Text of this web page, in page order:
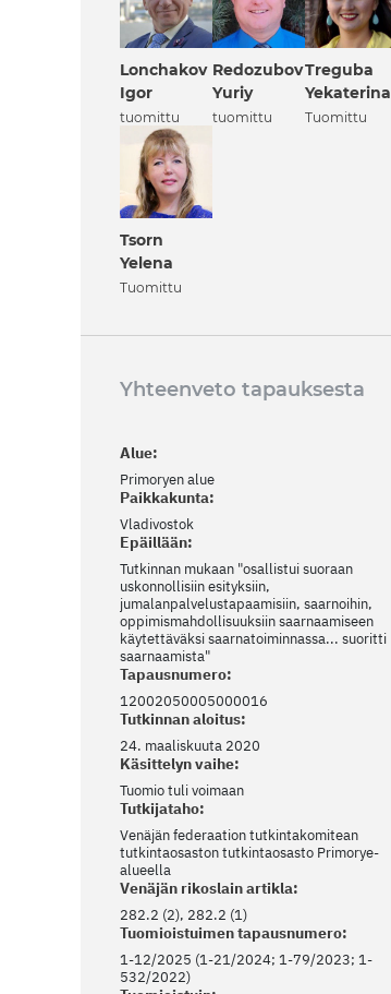
Lonchakov
Igor
tuomittu
Redozubov
Yuriy
tuomittu
Treguba
Yekaterina
Tuomittu
Tsorn
Yelena
Tuomittu
Yhteenveto tapauksesta
Alue:
Primoryen alue
Paikkakunta:
Vladivostok
Epäillään:
Tutkinnan mukaan "osallistui suoraan
uskonnollisiin esityksiin,
jumalanpalvelustapaamisiin, saarnoihin,
oppimismahdollisuuksiin saarnaamiseen
käytettäväksi saarnatoiminnassa... suoritti
saarnaamista"
Tapausnumero:
12002050005000016
Tutkinnan aloitus:
24. maaliskuuta 2020
Käsittelyn vaihe:
Tuomio tuli voimaan
Tutkijataho:
Venäjän federaation tutkintakomitean
tutkintaosaston tutkintaosasto Primorye-
alueella
Venäjän rikoslain artikla:
282.2 (2), 282.2 (1)
Tuomioistuimen tapausnumero:
1-12/2025 (1-21/2024; 1-79/2023; 1-
532/2022)